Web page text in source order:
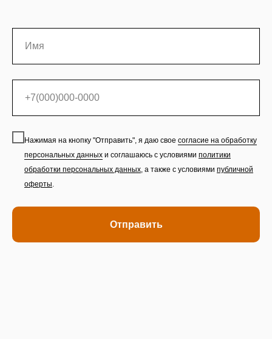
Нажимая на кнопку "Отправить", я даю свое согласие на обработку
персональных данных и соглашаюсь с условиями политики
обработки персональных данных, а также с условиями публичной
оферты.
Отправить